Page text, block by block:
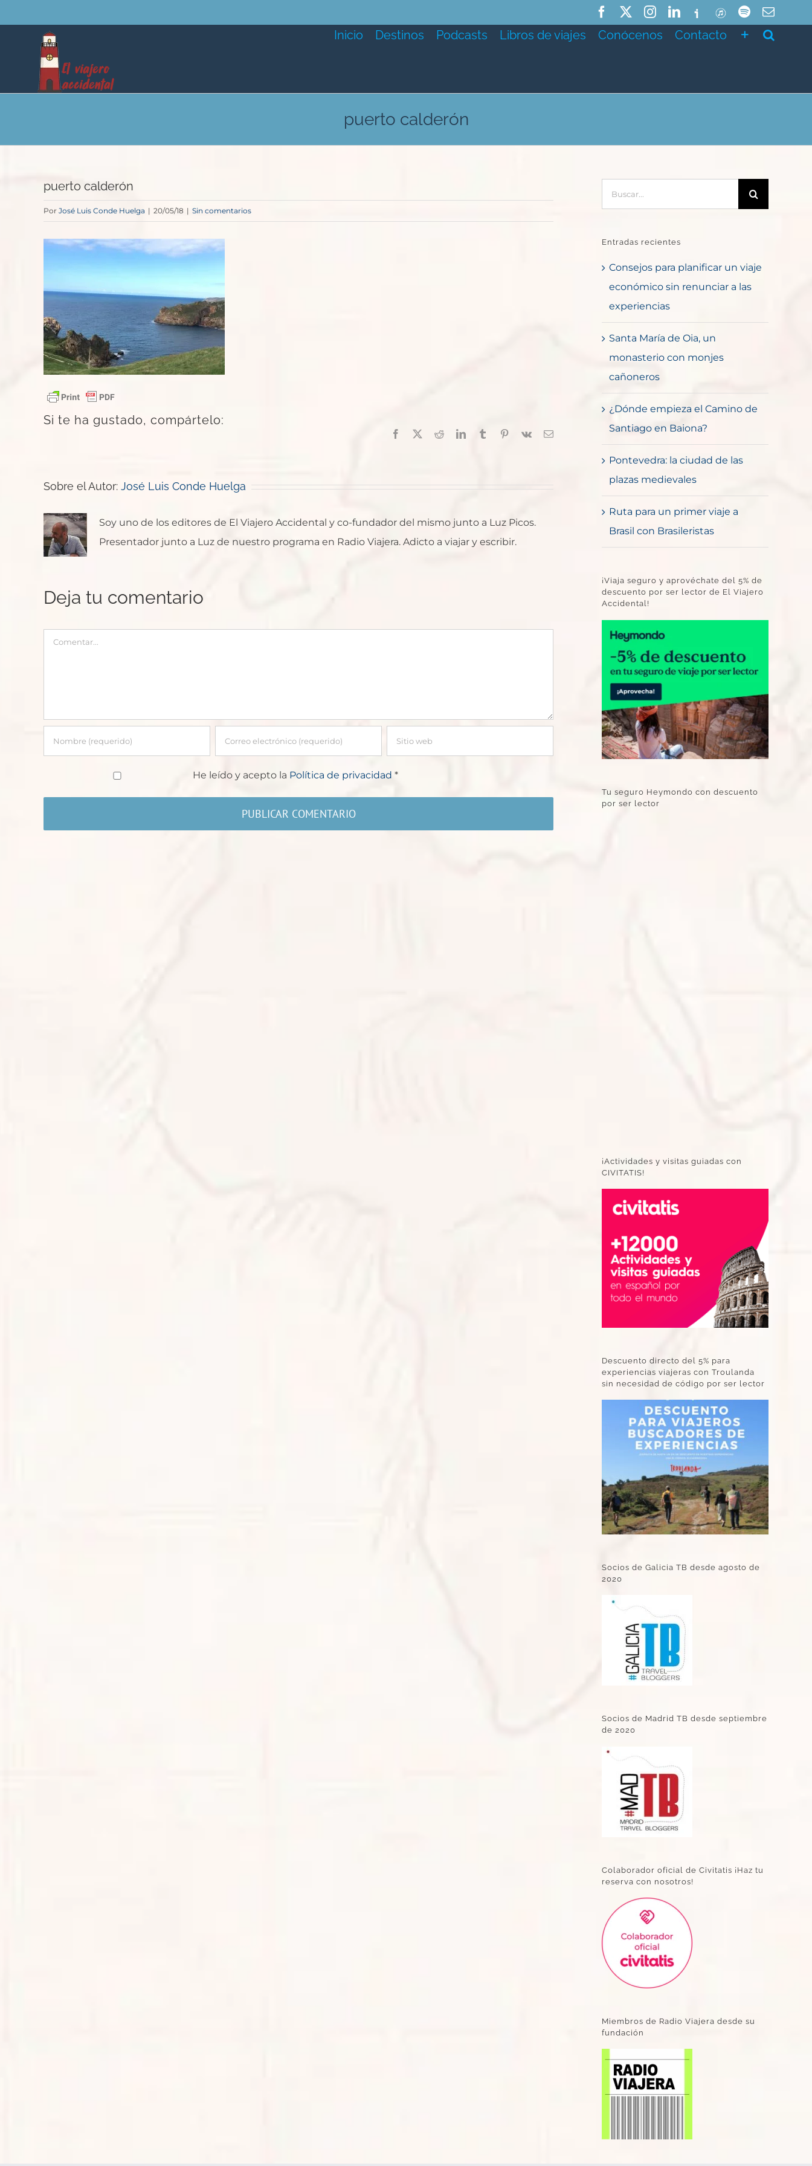
al
contenido
FacebookInstagramLinkedIn
IvooxITunesSpotifyCorreo
Inicio Destinos Podcasts Libros de viajes Conócenos Contacto
puerto calderón
puerto calderón
Por José Luis Conde Huelga | 20/05/18 | Sin comentarios
Si te ha gustado, compártelo:
Facebook RedditLinkedInTumblr Pinterest
Vk
Correo
Sobre el Autor: José Luis Conde Huelga
Soy uno de los editores de El Viajero Accidental y co-fundador del mismo junto a Luz Picos.
Presentador junto a Luz de nuestro programa en Radio Viajera. Adicto a viajar y escribir.
Deja tu comentario
Comentar
He leído y acepto la Política de privacidad*
Entradas recientes
Consejos para planificar un viaje
económico sin renunciar a las
experiencias
Santa María de Oia, un
monasterio con monjes
cañoneros
¿Dónde empieza el Camino de
Santiago en Baiona?
Pontevedra: la ciudad de las
plazas medievales
Ruta para un primer viaje a
Brasil con Brasileristas
¡Viaja seguro y aprovéchate del 5% de
descuento por ser lector de El Viajero
Accidental!
Tu seguro Heymondo con descuento
por ser lector
¡Actividades y visitas guiadas con
CIVITATIS!
Descuento directo del 5% para
experiencias viajeras con Troulanda
sin necesidad de código por ser lector
Socios de Galicia TB desde agosto de
2020
Socios de Madrid TB desde septiembre
de 2020
Colaborador oficial de Civitatis ¡Haz tu
reserva con nosotros!
Miembros de Radio Viajera desde su
fundación